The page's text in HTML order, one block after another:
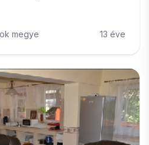
megye 13 éve